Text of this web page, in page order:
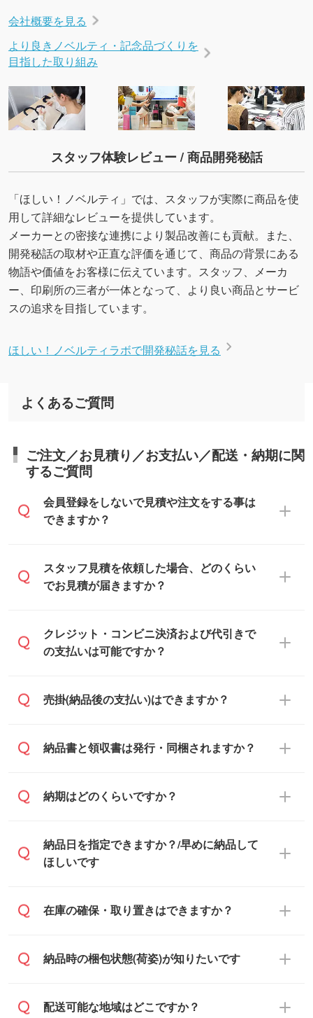
会社概要を見る
より良きノベルティ・記念品づくりを
目指した取り組み
スタッフ体験レビュー / 商品開発秘話
「ほしい！ノベルティ」では、スタッフが実際に商品を使
用して詳細なレビューを提供しています。
メーカーとの密接な連携により製品改善にも貢献。また、
開発秘話の取材や正直な評価を通じて、商品の背景にある
物語や価値をお客様に伝えています。スタッフ、メーカ
ー、印刷所の三者が一体となって、より良い商品とサービ
スの追求を目指しています。
ほしい！ノベルティラボで開発秘話を見る
よくあるご質問
ご注文／お見積り／お支払い／配送・納期に関
するご質問
会員登録をしないで見積や注文をする事は
できますか？
可能です。見積・注文フォームにて『ゲス
トのまま進む』ボタンからお進みのうえ、
スタッフ見積を依頼した場合、どのくらい
でお見積が届きますか？
通常、翌営業日までにお送りしておりま
す。混雑状況によっては、お時間をいただ
翌営業日以降のご連絡となります。
クレジット・コンビニ決済および代引きで
の支払いは可能ですか？
銀行振込のみのご対応となります。
売掛(納品後の支払い)はできますか？
基本的には先入金をお願いしております
に対応可能です。
人様からご注文いただく場合でも、お支払
い元が学校や幼稚園・保育園であれば、同
す。
納品書と領収書は発行・同梱されますか？
納品書・領収書は ご依頼をいただいた場合
でお送りします。
原本の郵送をご希望の場合は、担当スタッ
備考欄』よりお知らせください。
納期はどのくらいですか？
・印刷する場合(500個程度)
ご入金、イメージ画像の校了から約2週間
・商品のみ注文する場合(サンプル購入を含
ます。
納期は商品や数量、印刷方法、ご納品場
納品日を指定できますか？/早めに納品して
ほしいです
ご希望の納期がある場合は、お問い合わ
在庫状況や印刷スケジュールを確認のう
短5営業日で出荷可能な商品もご用意してお
在庫の確保・取り置きはできますか？
ご入金確認後に在庫を確保し、注文確定の
ださい。
納品時の梱包状態(荷姿)が知りたいです
商品によって異なります。各ページにある
配送可能な地域はどこですか？